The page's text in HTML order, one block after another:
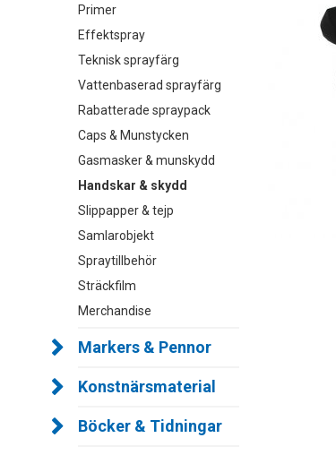
Primer
Effektspray
Teknisk sprayfärg
Vattenbaserad sprayfärg
Rabatterade spraypack
Caps & Munstycken
Gasmasker & munskydd
Handskar & skydd
Slippapper & tejp
Samlarobjekt
Spraytillbehör
Sträckfilm
Merchandise
Markers & Pennor
Konstnärsmaterial
Böcker & Tidningar